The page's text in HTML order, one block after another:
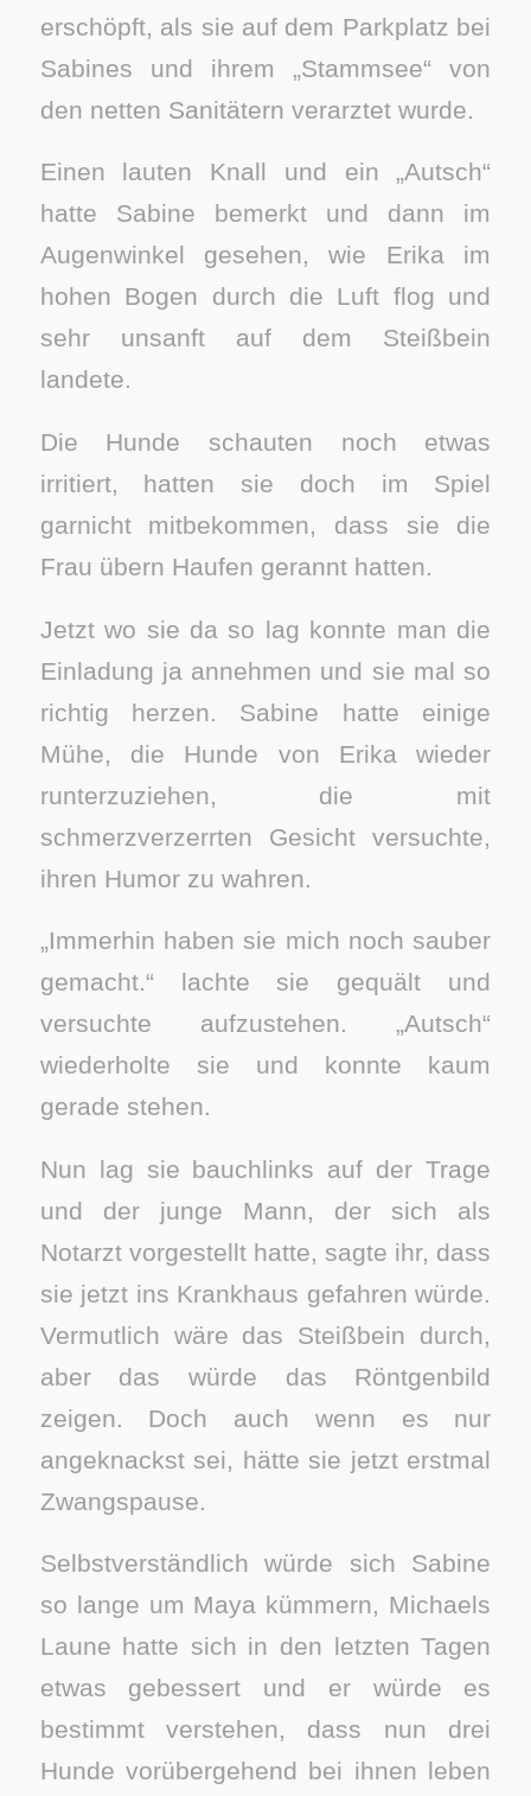
erschöpft, als sie auf dem Parkplatz bei
Sabines und ihrem „Stammsee“ von
den netten Sanitätern verarztet wurde.
Einen lauten Knall und ein „Autsch“
hatte Sabine bemerkt und dann im
Augenwinkel gesehen, wie Erika im
hohen Bogen durch die Luft flog und
sehr unsanft auf dem Steißbein
landete.
Die Hunde schauten noch etwas
irritiert, hatten sie doch im Spiel
garnicht mitbekommen, dass sie die
Frau übern Haufen gerannt hatten.
Jetzt wo sie da so lag konnte man die
Einladung ja annehmen und sie mal so
richtig herzen. Sabine hatte einige
Mühe, die Hunde von Erika wieder
runterzuziehen, die mit
schmerzverzerrten Gesicht versuchte,
ihren Humor zu wahren.
„Immerhin haben sie mich noch sauber
gemacht.“ lachte sie gequält und
versuchte aufzustehen. „Autsch“
wiederholte sie und konnte kaum
gerade stehen.
Nun lag sie bauchlinks auf der Trage
und der junge Mann, der sich als
Notarzt vorgestellt hatte, sagte ihr, dass
sie jetzt ins Krankhaus gefahren würde.
Vermutlich wäre das Steißbein durch,
aber das würde das Röntgenbild
zeigen. Doch auch wenn es nur
angeknackst sei, hätte sie jetzt erstmal
Zwangspause.
Selbstverständlich würde sich Sabine
so lange um Maya kümmern, Michaels
Laune hatte sich in den letzten Tagen
etwas gebessert und er würde es
bestimmt verstehen, dass nun drei
Hunde vorübergehend bei ihnen leben